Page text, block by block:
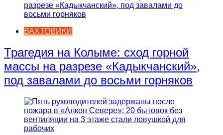
ВАХТОВИКИ
Трагедия на Колыме: сход горной
массы на разрезе «Кадыкчанский»,
под завалами до восьми горняков